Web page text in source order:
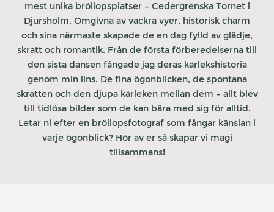
mest unika bröllopsplatser – Cedergrenska Tornet i
Djursholm. Omgivna av vackra vyer, historisk charm
och sina närmaste skapade de en dag fylld av glädje,
skratt och romantik. Från de första förberedelserna till
den sista dansen fångade jag deras kärlekshistoria
genom min lins. De fina ögonblicken, de spontana
skratten och den djupa kärleken mellan dem – allt blev
till tidlösa bilder som de kan bära med sig för alltid.
Letar ni efter en bröllopsfotograf som fångar känslan i
varje ögonblick? Hör av er så skapar vi magi
tillsammans!